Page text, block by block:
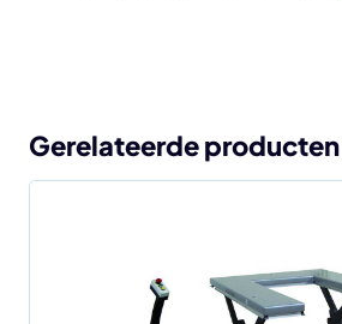
Gerelateerde producten